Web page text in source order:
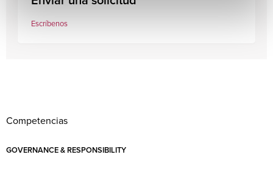
Escríbenos
Competencias
GOVERNANCE & RESPONSIBILITY